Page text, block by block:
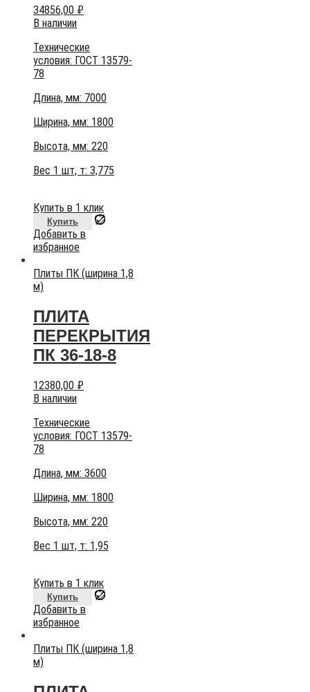
34856,00 ₽
В наличии
Технические
условия: ГОСТ 13579-
78
Длина, мм: 7000
Ширина, мм: 1800
Высота, мм: 220
Вес 1 шт, т: 3,775
Купить в 1 клик
Купить
Добавить в
избранное
Плиты ПК (ширина 1,8
м)
ПЛИТА
ПЕРЕКРЫТИЯ
ПК 36-18-8
12380,00 ₽
В наличии
Технические
условия: ГОСТ 13579-
78
Длина, мм: 3600
Ширина, мм: 1800
Высота, мм: 220
Вес 1 шт, т: 1,95
Купить в 1 клик
Купить
Добавить в
избранное
Плиты ПК (ширина 1,8
м)